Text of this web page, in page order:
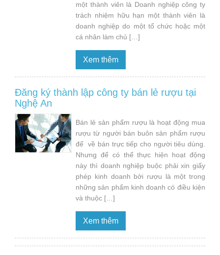
một thành viên là Doanh nghiệp công ty
trách nhiệm hữu hạn một thành viên là
doanh nghiệp do một tổ chức hoặc một
cá nhân làm chủ […]
Xem thêm
Đăng ký thành lập công ty bán lẻ rượu tại
Nghệ An
Bán lẻ sản phẩm rượu là hoạt động mua
rượu từ người bán buôn sản phẩm rượu
để về bán trực tiếp cho người tiêu dùng.
Nhưng để có thể thực hiện hoạt động
này thì doanh nghiệp buộc phải xin giấy
phép kinh doanh bởi rượu là một trong
những sản phẩm kinh doanh có điều kiện
và thuộc […]
Xem thêm